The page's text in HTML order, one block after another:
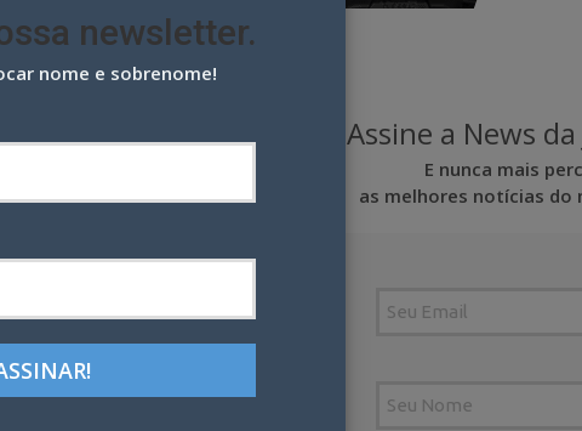
Pinterest
Assine a News da
E nunca mais
as melhores notícias do
newsletter.
nome e sobrenome!